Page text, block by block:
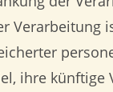
Verarbeitung
ihre künftige